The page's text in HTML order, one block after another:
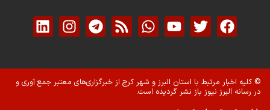
© کلیه اخبار مرتبط با استان البرز و شهر کرج از خبرگزاری‌های معتبر جمع آوری و
در رسانه البرز نیوز باز نشر گردیده است.